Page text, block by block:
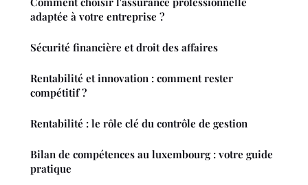
adaptée à votre entreprise ?
Sécurité financière et droit des affaires
Rentabilité et innovation : comment rester
compétitif ?
Rentabilité : le rôle clé du contrôle de gestion
Bilan de compétences au luxembourg : votre guide
pratique